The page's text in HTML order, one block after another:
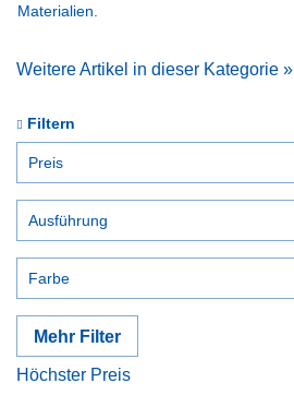
Materialien.
Weitere Artikel in dieser Kategorie »
Filtern
Preis
Ausführung
Farbe
blau
dunkelblau
gelb
Mehr Filter